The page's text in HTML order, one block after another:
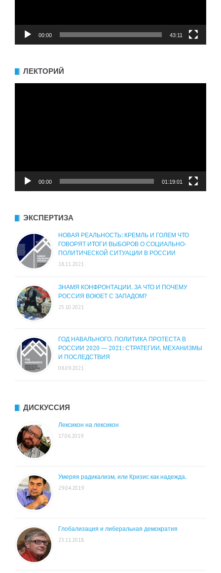
00:00 43:11
ЛЕКТОРИЙ
00:00 01:19:01
ЭКСПЕРТИЗА
НОВАЯ РЕАЛЬНОСТЬ: КРЕМЛЬ И ГОЛЕМ ЧТО
ГОВОРЯТ ИТОГИ ВЫБОРОВ О СОЦИАЛЬНО-
ПОЛИТИЧЕСКОЙ СИТУАЦИИ В РОССИИ
18.11.2021
ЗНАМЯ КОНФРОНТАЦИИ. ЗА ЧТО И ПОЧЕМУ
РОССИЯ ВОЮЕТ С ЗАПАДОМ?
25.10.2021
ГОД НАВАЛЬНОГО. ПОЛИТИКА ПРОТЕСТА В
РОССИИ 2020 — 2021: СТРАТЕГИИ, МЕХАНИЗМЫ
И ПОСЛЕДСТВИЯ
08.09.2021
ДИСКУССИЯ
Лексикон на лексикон
17.06.2019
Умеряя радикализм, или Кризис как надежда.
29.04.2019
Глобализация и либеральная демократия
23.11.2018